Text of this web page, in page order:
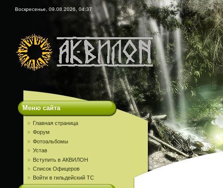
Воскресенье, 09.08.2026, 04:37
Меню сайта
Главная страница
Форум
Фотоальбомы
Устав
Вступить в АКВИЛОН
Список Офицеров
Войти в гильдейский ТС